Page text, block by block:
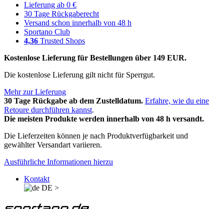
Lieferung ab 0 €
30 Tage Rückgaberecht
Versand schon innerhalb von 48 h
Sportano Club
4,36 Trusted Shops
Kostenlose Lieferung für Bestellungen über 149 EUR.
Die kostenlose Lieferung gilt nicht für Sperrgut.
Mehr zur Lieferung
30 Tage Rückgabe ab dem Zustelldatum. Erfahre, wie du eine
Retoure durchführen kannst.
Die meisten Produkte werden innerhalb von 48 h versandt.
Die Lieferzeiten können je nach Produktverfügbarkeit und
gewählter Versandart variieren.
Ausführliche Informationen hierzu
Kontakt
DE >